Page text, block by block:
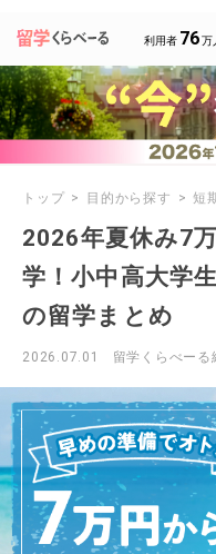
利用者 76万
トップ 目的から探す 短
2026年夏休み7
学！小中高大学
の留学まとめ
2026.07.01 留学くらべーる